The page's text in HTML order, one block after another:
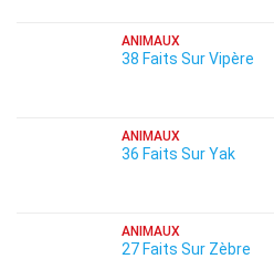
ANIMAUX
38 Faits Sur Vipère
ANIMAUX
36 Faits Sur Yak
ANIMAUX
27 Faits Sur Zèbre